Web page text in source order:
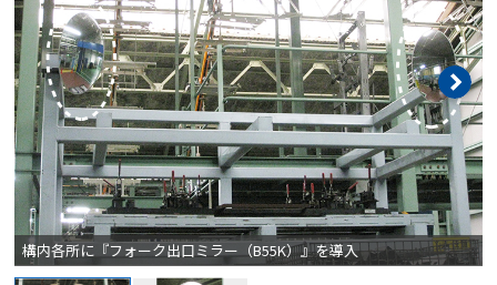
構内各所に『フォーク出口ミラー（B55K）』を導入